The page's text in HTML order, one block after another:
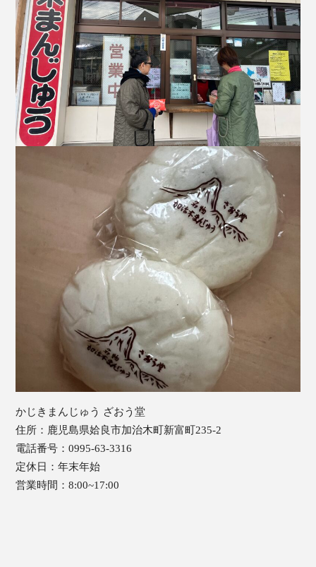
かじきまんじゅう ざおう堂
住所：鹿児島県姶良市加治木町新富町235-2
電話番号：0995-63-3316
定休日：年末年始
営業時間：8:00~17:00